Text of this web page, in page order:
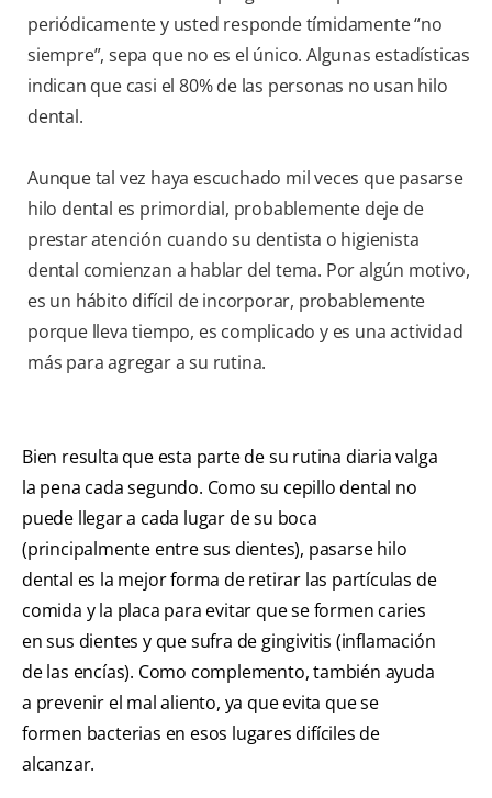
periódicamente y usted responde tímidamente “no
siempre”, sepa que no es el único. Algunas estadísticas
indican que casi el 80% de las personas no usan hilo
dental.
Aunque tal vez haya escuchado mil veces que pasarse
hilo dental es primordial, probablemente deje de
prestar atención cuando su dentista o higienista
dental comienzan a hablar del tema. Por algún motivo,
es un hábito difícil de incorporar, probablemente
porque lleva tiempo, es complicado y es una actividad
más para agregar a su rutina.
Bien resulta que esta parte de su rutina diaria valga
la pena cada segundo. Como su cepillo dental no
puede llegar a cada lugar de su boca
(principalmente entre sus dientes), pasarse hilo
dental es la mejor forma de retirar las partículas de
comida y la placa para evitar que se formen caries
en sus dientes y que sufra de gingivitis (inflamación
de las encías). Como complemento, también ayuda
a prevenir el mal aliento, ya que evita que se
formen bacterias en esos lugares difíciles de
alcanzar.